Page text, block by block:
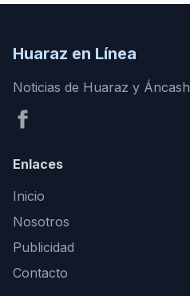
Huaraz en Línea
Noticias de Huaraz y Áncash
Enlaces
Inicio
Nosotros
Publicidad
Contacto